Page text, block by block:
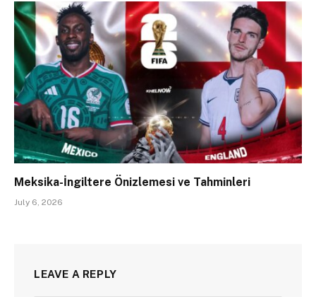
Meksika-İngiltere Önizlemesi ve Tahminleri
July 6, 2026
LEAVE A REPLY